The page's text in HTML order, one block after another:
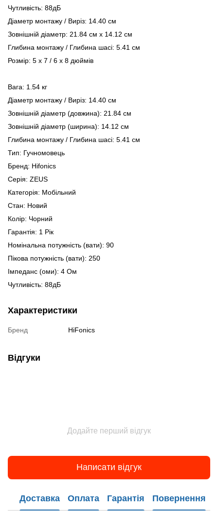
Чутливість: 88дБ
Діаметр монтажу / Виріз: 14.40 см
Зовнішній діаметр: 21.84 см x 14.12 см
Глибина монтажу / Глибина шасі: 5.41 см
Розмір: 5 x 7 / 6 x 8 дюймів
Вага: 1.54 кг
Діаметр монтажу / Виріз: 14.40 см
Зовнішній діаметр (довжина): 21.84 см
Зовнішній діаметр (ширина): 14.12 см
Глибина монтажу / Глибина шасі: 5.41 см
Тип: Гучномовець
Бренд: Hifonics
Серія: ZEUS
Категорія: Мобільний
Стан: Новий
Колір: Чорний
Гарантія: 1 Рік
Номінальна потужність (вати): 90
Пікова потужність (вати): 250
Імпеданс (оми): 4 Ом
Чутливість: 88дБ
Характеристики
Бренд HiFonics
Відгуки
Додайте перший відгук
Написати відгук
Доставка Оплата Гарантія Повернення